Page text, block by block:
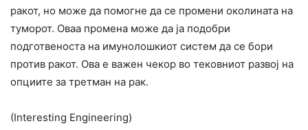
ракот, но може да помогне да се промени околината на
туморот. Оваа промена може да ја подобри
подготвеноста на имунолошкиот систем да се бори
против ракот. Ова е важен чекор во тековниот развој на
опциите за третман на рак.
(Interesting Engineering)